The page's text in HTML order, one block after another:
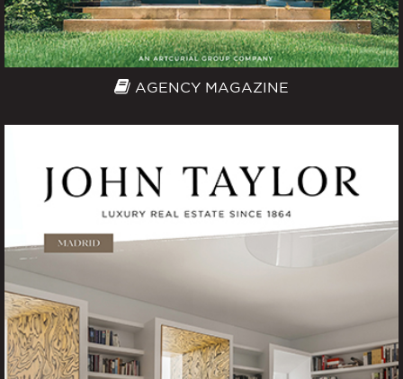
AGENCY MAGAZINE